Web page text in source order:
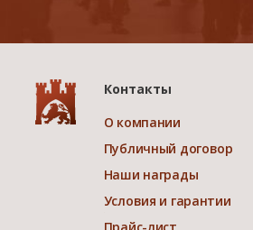
Контакты
О компании
Публичный договор
Наши награды
Условия и гарантии